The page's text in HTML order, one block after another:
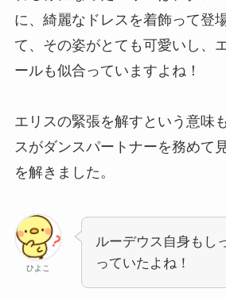
に、綺麗なドレスを着飾って登
て、その姿がとても可愛いし、
ールも似合っていますよね！
エリスの緊張を解すという意味
スがダンスパートナーを務めて
を解きました。
ひよこ
ルーデウス自身もし
っていたよね！